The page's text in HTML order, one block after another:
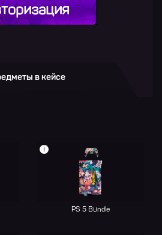
в кейсе
i
PS 5 Bundle